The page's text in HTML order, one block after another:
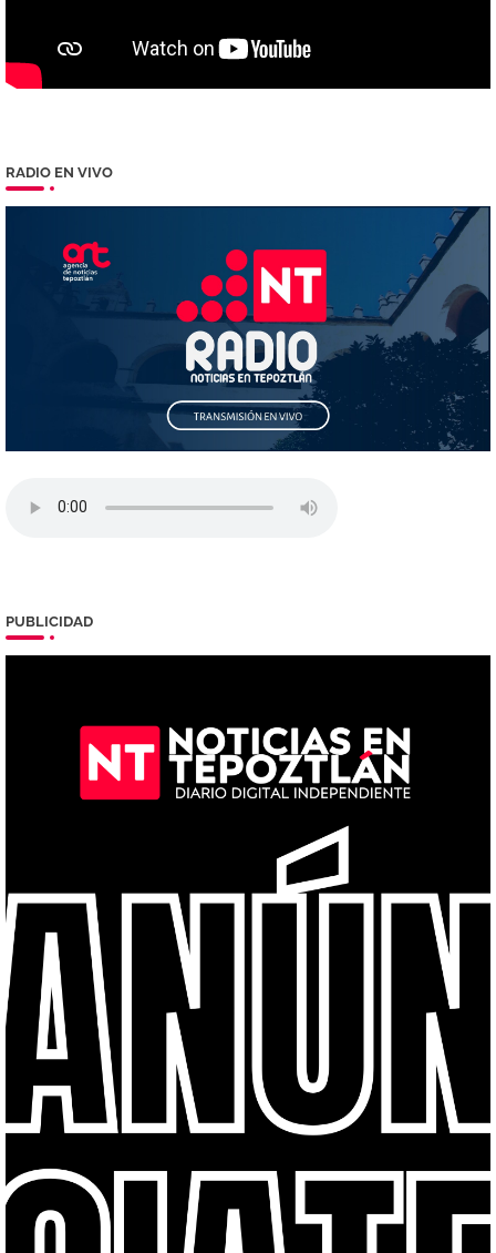
RADIO EN VIVO
PUBLICIDAD